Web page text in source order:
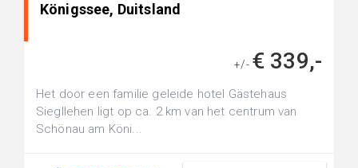
Königssee, Duitsland
+/- € 339,-
Het door een familie geleide hotel Gästehaus
Siegllehen ligt op ca. 2 km van het centrum van
Schönau am Köni...